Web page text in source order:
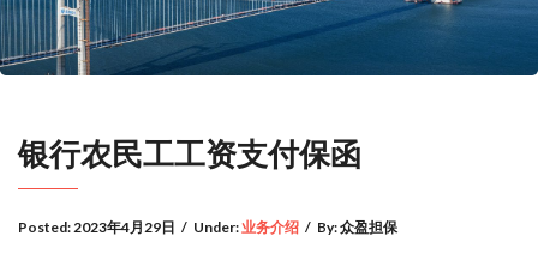
银行农民工工资支付保函
Posted:2023年4月29日 / Under:业务介绍 / By:众盈担保